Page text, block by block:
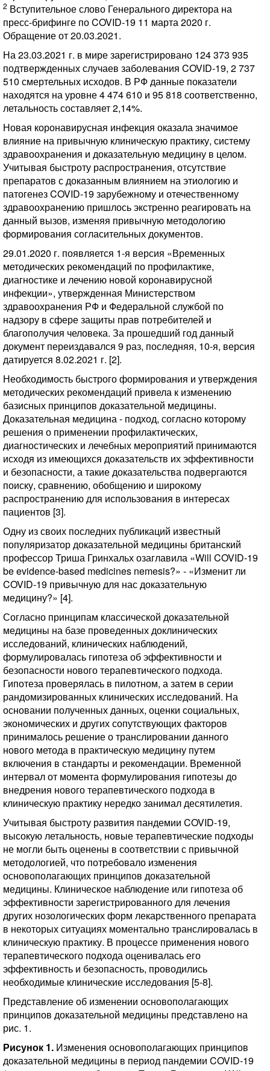
2 Вступительное слово Генерального директора на
пресс-брифинге по COVID-19 11 марта 2020 г.
Обращение от 20.03.2021.
На 23.03.2021 г. в мире зарегистрировано 124 373 935
подтвержденных случаев заболевания COVID-19, 2 737
510 смертельных исходов. В РФ данные показатели
находятся на уровне 4 474 610 и 95 818 соответственно,
летальность составляет 2,14%.
Новая коронавирусная инфекция оказала значимое
влияние на привычную клиническую практику, систему
здравоохранения и доказательную медицину в целом.
Учитывая быстроту распространения, отсутствие
препаратов с доказанным влиянием на этиологию и
патогенез COVID-19 зарубежному и отечественному
здравоохранению пришлось экстренно реагировать на
данный вызов, изменяя привычную методологию
формирования согласительных документов.
29.01.2020 г. появляется 1-я версия «Временных
методических рекомендаций по профилактике,
диагностике и лечению новой коронавирусной
инфекции», утвержденная Министерством
здравоохранения РФ и Федеральной службой по
надзору в сфере защиты прав потребителей и
благополучия человека. За прошедший год данный
документ переиздавался 9 раз, последняя, 10-я, версия
датируется 8.02.2021 г. [2].
Необходимость быстрого формирования и утверждения
методических рекомендаций привела к изменению
базисных принципов доказательной медицины.
Доказательная медицина - подход, согласно которому
решения о применении профилактических,
диагностических и лечебных мероприятий принимаются
исходя из имеющихся доказательств их эффективности
и безопасности, а такие доказательства подвергаются
поиску, сравнению, обобщению и широкому
распространению для использования в интересах
пациентов [3].
Одну из своих последних публикаций известный
популяризатор доказательной медицины британский
профессор Триша Гринхальх озаглавила «Will COVID-19
be evidence-based medicines nemesis?» - «Изменит ли
COVID-19 привычную для нас доказательную
медицину?» [4].
Согласно принципам классической доказательной
медицины на базе проведенных доклинических
исследований, клинических наблюдений,
формулировалась гипотеза об эффективности и
безопасности нового терапевтического подхода.
Гипотеза проверялась в пилотном, а затем в серии
рандомизированных клинических исследований. На
основании полученных данных, оценки социальных,
экономических и других сопутствующих факторов
принималось решение о транслировании данного
нового метода в практическую медицину путем
включения в стандарты и рекомендации. Временной
интервал от момента формулирования гипотезы до
внедрения нового терапевтического подхода в
клиническую практику нередко занимал десятилетия.
Учитывая быстроту развития пандемии COVID-19,
высокую летальность, новые терапевтические подходы
не могли быть оценены в соответствии с привычной
методологией, что потребовало изменения
основополагающих принципов доказательной
медицины. Клиническое наблюдение или гипотеза об
эффективности зарегистрированного для лечения
других нозологических форм лекарственного препарата
в некоторых ситуациях моментально транслировалась в
клиническую практику. В процессе применения нового
терапевтического подхода оценивалась его
эффективность и безопасность, проводились
необходимые клинические исследования [5-8].
Представление об изменении основополагающих
принципов доказательной медицины представлено на
рис. 1.
Рисунок 1. Изменения основополагающих принципов
доказательной медицины в период пандемии COVID-19